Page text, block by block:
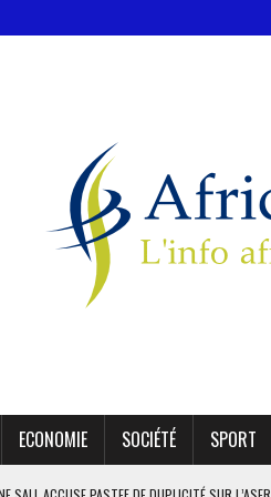
ECONOMIE SOCIÉTÉ SPORT